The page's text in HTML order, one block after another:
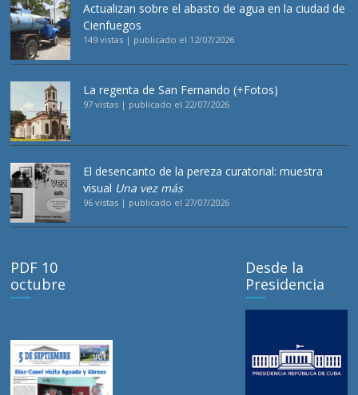
Actualizan sobre el abasto de agua en la ciudad de
Cienfuegos
149 vistas | publicado el 12/07/2026
La regenta de San Fernando (+Fotos)
97 vistas | publicado el 22/07/2026
El desencanto de la pereza curatorial: muestra
visual Una vez más
96 vistas | publicado el 27/07/2026
PDF 10
octubre
Desde la
Presidencia